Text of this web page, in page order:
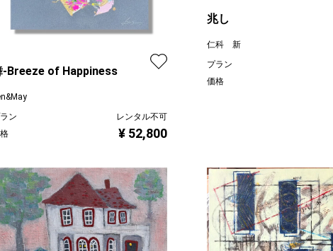
-Breeze of Happiness
ン
レンタル不可
¥ 52,800
兆し
仁科 新
プラン
価格